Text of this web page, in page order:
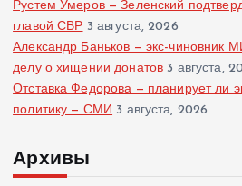
Рустем Умеров — Зеленский
главой СВР 3 августа, 2026
Александр Баньков — экс-чиновник
делу о хищении донатов 3 августа,
Отставка Федорова — планирует ли
политику — СМИ 3 августа, 2026
Архивы